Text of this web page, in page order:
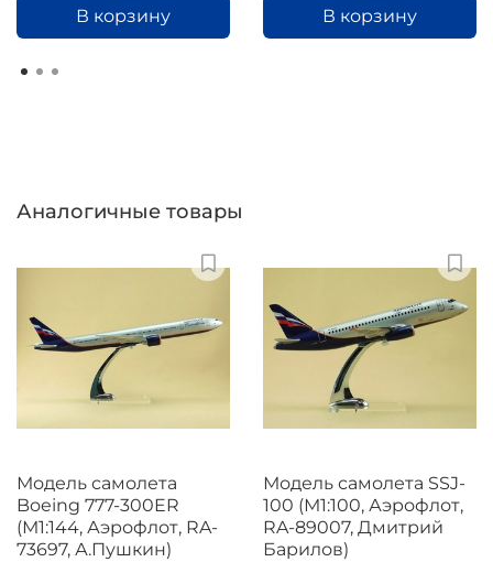
В корзину В корзину
Аналогичные товары
Модель самолета
Boeing 777-300ER
(М1:144, Аэрофлот, RA-
73697, А.Пушкин)
Модель самолета SSJ-
100 (М1:100, Аэрофлот,
RA-89007, Дмитрий
Барилов)